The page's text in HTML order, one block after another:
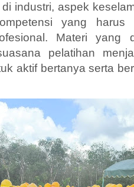
industri, aspek
yang harus
Materi yang
pelatihan
aktif bertanya serta